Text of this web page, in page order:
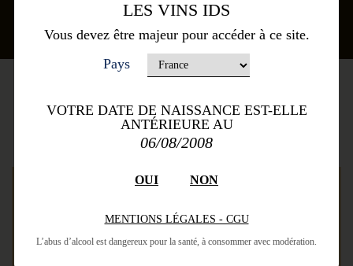
Ajouter au panier
Appellation
AOC Pessac-Léognan
LES VINS IDS
Vous devez être majeur pour accéder à ce site.
Pays
VOTRE DATE DE NAISSANCE EST-ELLE
ANTÉRIEURE AU
06/08/2008
OUI NON
MENTIONS LÉGALES - CGU
L’abus d’alcool est dangereux pour la santé, à consommer avec modération.